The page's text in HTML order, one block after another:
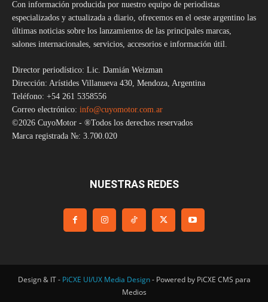
Con información producida por nuestro equipo de periodistas
especializados y actualizada a diario, ofrecemos en el oeste argentino las
últimas noticias sobre los lanzamientos de las principales marcas,
salones internacionales, servicios, accesorios e información útil.
Director periodístico: Lic. Damián Weizman
Dirección: Arístides Villanueva 430, Mendoza, Argentina
Teléfono: +54 261 5358556
Correo electrónico: info@cuyomotor.com.ar
©2026 CuyoMotor - ®Todos los derechos reservados
Marca registrada №: 3.700.020
NUESTRAS REDES
Design & IT - PiCXE UI/UX Media Design- Powered by PiCXE CMS para
Medios